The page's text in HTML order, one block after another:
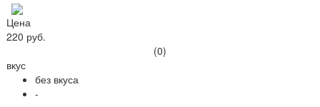
Цена
220 руб.
(0)
вкус
без вкуса
-